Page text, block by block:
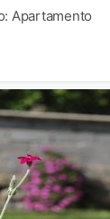
Apartamento